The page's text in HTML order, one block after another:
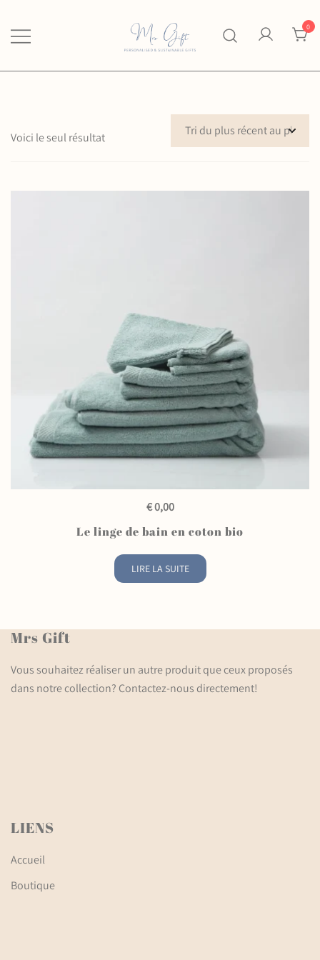
content
Mrs Gift
0
Voici le seul résultat
QUICK VIEW
€0,00
Le linge de bain en coton bio
LIRE LA SUITE
Mrs Gift
Vous souhaitez réaliser un autre produit que ceux proposés
dans notre collection? Contactez-nous directement!
LIENS
Accueil
Boutique